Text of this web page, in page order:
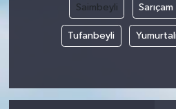
Saimbeyli Sarıçam
Tufanbeyli